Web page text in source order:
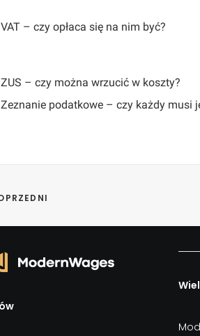
VAT – czy opłaca się na nim być?
ZUS – czy można wrzucić w koszty?
Zeznanie podatkowe – czy każdy musi